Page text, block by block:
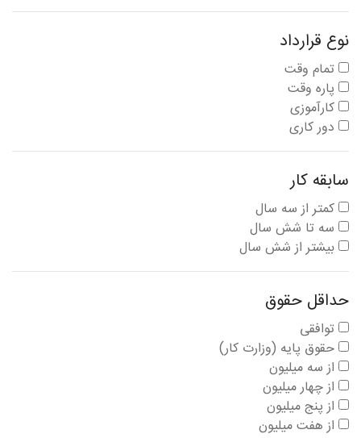
نوع قرارداد
تمام وقت
پاره وقت
کارآموزی
دور کاری
سابقه کار
کمتر از سه سال
سه تا شش سال
بیشتر از شش سال
حداقل حقوق
توافقی
حقوق پایه (وزارت کار)
از سه میلیون
از چهار میلیون
از پنج میلیون
از هفت میلیون